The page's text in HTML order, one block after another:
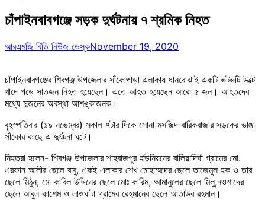
চাঁপাইনবাবগঞ্জে সড়ক দুর্ঘটনায় ৭ শ্রমিক নিহত
আরএমজি বিডি নিউজ ডেস্কNovember 19, 2020
চাঁপাইনবাবগঞ্জের শিবগঞ্জ উপজেলার সাঁকোপাড়া এলাকায় ধানবোঝাই একটি ভটভটি উল্টে
খাদে পড়ে সাতজন নিহত হয়েছেন। এতে আহত হয়েছেন আরো ৫ জন। আহতদের
মধ্যে দুজনের অবস্থা আশঙ্কাজনক।
বৃহস্পতিবার (১৯ নভেম্বর) সকাল ৭টার দিকে সোনা মসজিদ বারিকবাজার সড়কের ভাঙা
সাঁকোর কাছে এ দুর্ঘটনা ঘটে।
নিহতরা হলেন- শিবগঞ্জ উপজেলার শাহবাজপুর ইউনিয়নের বালিয়াদিঘী গ্রামের মো.
এরফান আলীর ছেলে বাবু, একই এলাকার শেখ মোহাম্মদের ছেলে তাজেমুল হক ও তার
ছেলে মিঠুন, মো কাবিল উদ্দিনের ছেলে মোঃ কারিম, আমানুলের ছেলে মিলু,নওশাদের
ছেলে আবুল কাশেম ও লাওঘাটা গ্রামের রেহমানের ছেলে আতাউর রহমান।